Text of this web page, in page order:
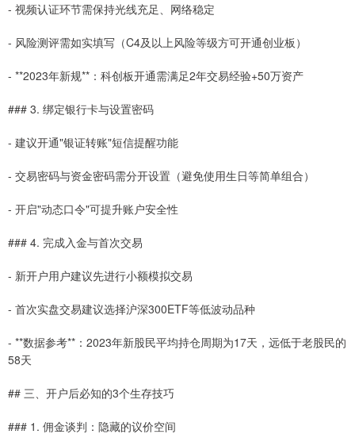
- 视频认证环节需保持光线充足、网络稳定
- 风险测评需如实填写（C4及以上风险等级方可开通创业板）
- **2023年新规**：科创板开通需满足2年交易经验+50万资产
### 3. 绑定银行卡与设置密码
- 建议开通"银证转账"短信提醒功能
- 交易密码与资金密码需分开设置（避免使用生日等简单组合）
- 开启"动态口令"可提升账户安全性
### 4. 完成入金与首次交易
- 新开户用户建议先进行小额模拟交易
- 首次实盘交易建议选择沪深300ETF等低波动品种
- **数据参考**：2023年新股民平均持仓周期为17天，远低于老股民的
58天
## 三、开户后必知的3个生存技巧
### 1. 佣金谈判：隐藏的议价空间